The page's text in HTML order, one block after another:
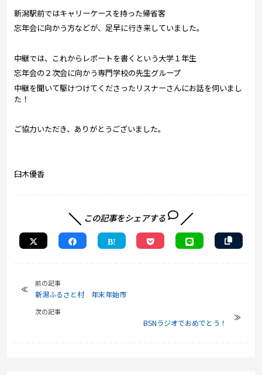
新潟駅前ではキャリーケースを持った帰省客
忘年会に向かう方などが、足早に行き来していました。
中継では、これからレポートを書くという大学１年生
忘年会の２次会に向かう専門学校の先生グループ
中継を聞いて駆けつけてくださったリスナーさんにお話を伺いまし
た！
ご協力いただき、ありがとうございました。
臼木優香
この記事をシェアする
前の記事
新潟ふるさと村 年末年始市
次の記事
BSNラジオでおめでとう！